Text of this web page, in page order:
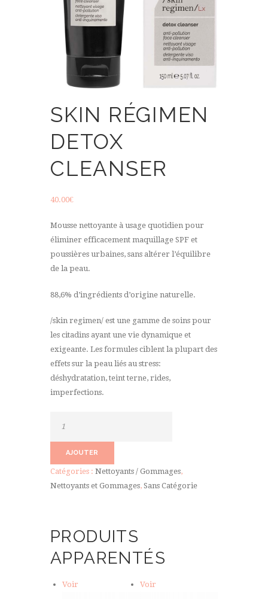
SKIN RÉGIMEN
DETOX
CLEANSER
40.00€
Mousse nettoyante à usage quotidien pour
éliminer efficacement maquillage SPF et
poussières urbaines, sans altérer l’équilibre
de la peau.
88,6% d’ingrédients d’origine naturelle.
/skin regimen/ est une gamme de soins pour
les citadins ayant une vie dynamique et
exigeante. Les formules ciblent la plupart des
effets sur la peau liés au stress:
déshydratation, teint terne, rides,
imperfections.
detox
cleanser
AJOUTER
Catégories : Nettoyants / Gommages,
Nettoyants et Gommages, Sans Catégorie
PRODUITS
APPARENTÉS
Voir Voir